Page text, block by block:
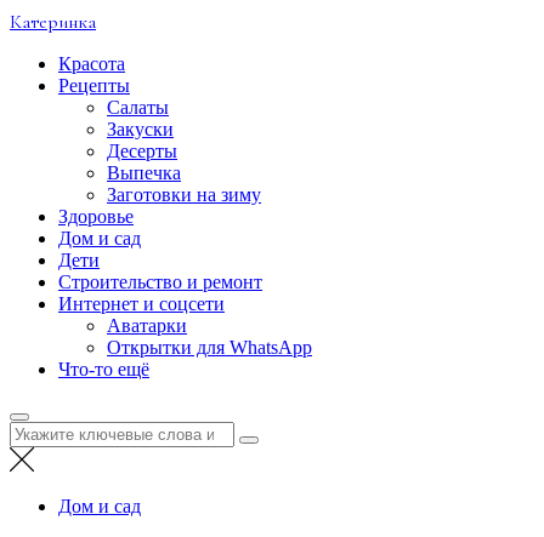
Перейти
содержимому
Катеринка
Красота
Рецепты
Салаты
Закуски
Десерты
Выпечка
Заготовки на зиму
Здоровье
Дом и сад
Дети
Строительство и ремонт
Интернет и соцсети
Аватарки
Открытки для WhatsApp
Что-то ещё
Искать:
Дом и сад